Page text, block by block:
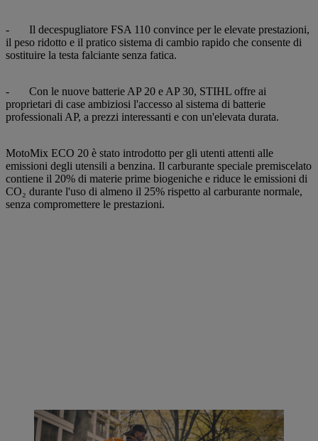
- Il decespugliatore FSA 110 convince per le elevate prestazioni,
il peso ridotto e il pratico sistema di cambio rapido che consente di
sostituire la testa falciante senza fatica.
- Con le nuove batterie AP 20 e AP 30, STIHL offre ai
proprietari di case ambiziosi l'accesso al sistema di batterie
professionali AP, a prezzi interessanti e con un'elevata durata.
MotoMix ECO 20 è stato introdotto per gli utenti attenti alle
emissioni degli utensili a benzina. Il carburante speciale premiscelato
contiene il 20% di materie prime biogeniche e riduce le emissioni di
CO₂ durante l'uso di almeno il 25% rispetto al carburante normale,
senza compromettere le prestazioni.
Il soffiatore a zaino BRA 600, alimentato a batteria, convince per
l'estrema forza di soffiaggio, fino a 35 Newton, la silenziosità e il